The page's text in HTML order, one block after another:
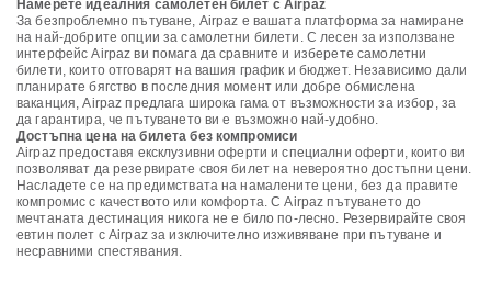
Намерете идеалния самолетен билет с Airpaz
За безпроблемно пътуване, Airpaz е вашата платформа за намиране
на най-добрите опции за самолетни билети. С лесен за използване
интерфейс Airpaz ви помага да сравните и изберете самолетни
билети, които отговарят на вашия график и бюджет. Независимо дали
планирате бягство в последния момент или добре обмислена
ваканция, Airpaz предлага широка гама от възможности за избор, за
да гарантира, че пътуването ви е възможно най-удобно.
Достъпна цена на билета без компромиси
Airpaz предоставя ексклузивни оферти и специални оферти, които ви
позволяват да резервирате своя билет на невероятно достъпни цени.
Насладете се на предимствата на намалените цени, без да правите
компромис с качеството или комфорта. С Airpaz пътуването до
мечтаната дестинация никога не е било по-лесно. Резервирайте своя
евтин полет с Airpaz за изключително изживяване при пътуване и
несравними спестявания.